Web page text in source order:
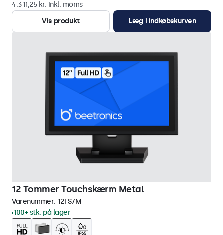
4.311,25 kr. inkl. moms
Vis produkt
Læg i indkøbskurven
12 Tommer Touchskærm Metal
Varenummer: 12TS7M
100+ stk. på lager